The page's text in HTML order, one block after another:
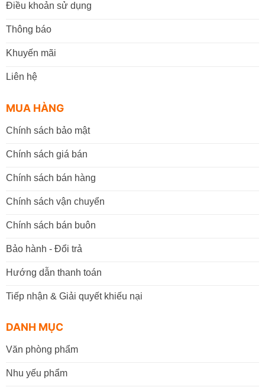
Điều khoản sử dụng
Thông báo
Khuyến mãi
Liên hệ
MUA HÀNG
Chính sách bảo mật
Chính sách giá bán
Chính sách bán hàng
Chính sách vận chuyển
Chính sách bán buôn
Bảo hành - Đổi trả
Hướng dẫn thanh toán
Tiếp nhận & Giải quyết khiếu nại
DANH MỤC
Văn phòng phẩm
Nhu yếu phẩm